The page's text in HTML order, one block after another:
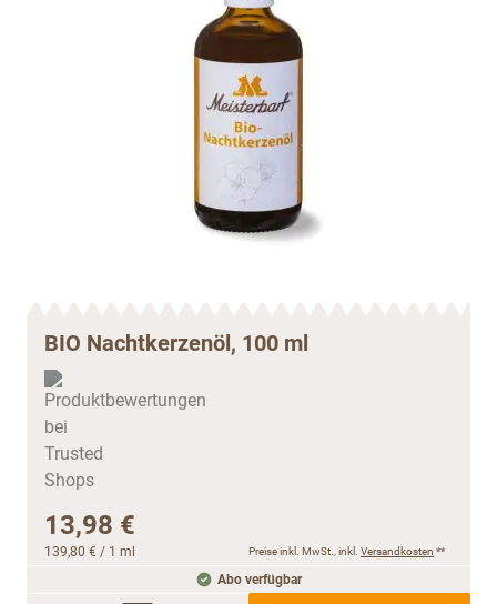
BIO Nachtkerzenöl, 100 ml
13,98 €
139,80 € / 1 ml Preise inkl. MwSt., inkl. Versandkosten **
Abo verfügbar